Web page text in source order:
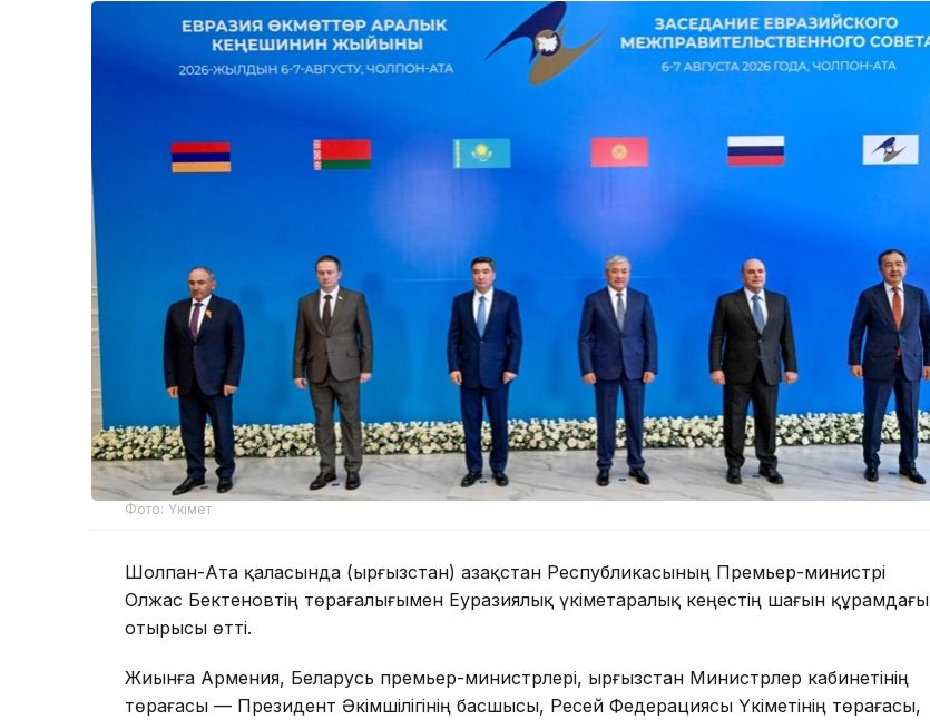
Фото: Үкімет
Шолпан-Ата қаласында (Қырғызстан) Қазақстан Республикасының Премьер-министрі
Олжас Бектеновтің төрағалығымен Еуразиялық үкіметаралық кеңестің шағын құрамдағы
отырысы өтті.
Жиынға Армения, Беларусь премьер-министрлері, Қырғызстан Министрлер кабинетінің
төрағасы — Президент Әкімшілігінің басшысы, Ресей Федерациясы Үкіметінің төрағасы,